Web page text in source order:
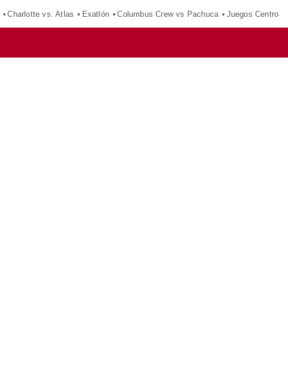
Charlotte vs. Atlas Exatlón Columbus Crew vs Pachuca Juegos